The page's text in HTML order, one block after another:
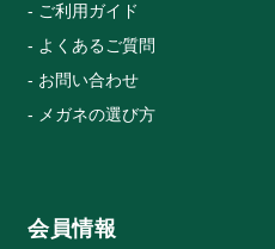
ご利用ガイド
よくあるご質問
お問い合わせ
メガネの選び方
会員情報